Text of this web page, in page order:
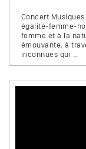
Concert
égalité-femme-
femme et à la
émouvante, à
inconnues qui …